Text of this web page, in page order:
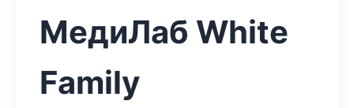
МедиЛаб White
Family